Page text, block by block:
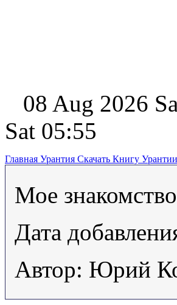
08 Aug 2026
Sat 05:55
Главная Урантия Скачать Книгу Урантии
Мое
Дата
Автор: Юрий